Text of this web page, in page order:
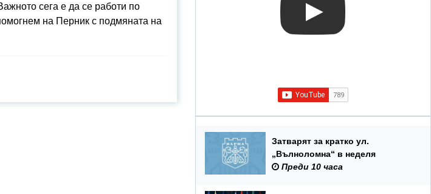
сега е да се работи по
на Перник с подмяната на
Затварят за кратко ул.
„Вълноломна“ в неделя
Преди 10 часа